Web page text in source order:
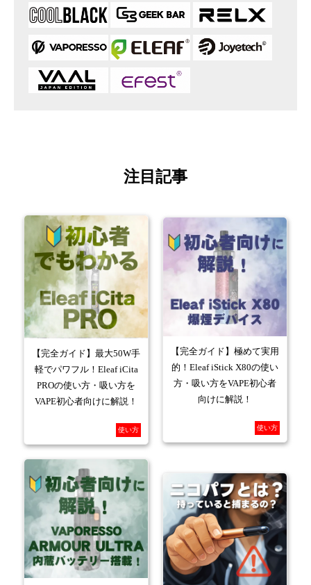
お買い物を続ける カートへ進む
注目記事
【完全ガイド】最大50W手
軽でパワフル！Eleaf iCita
PROの使い方・吸い方を
VAPE初心者向けに解説！
使い方
【完全ガイド】極めて実用
的！Eleaf iStick X80の使い
方・吸い方をVAPE初心者
向けに解説！
使い方